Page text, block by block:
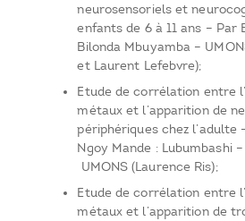
neurosensoriels et
enfants de 6 à 11 ans – Par
Bilonda Mbuyamba –
et Laurent Lefebvre);
Etude de corrélation entre
métaux et l’apparition de
périphériques chez l’adulte
Ngoy Mande : Lubumbashi –
UMONS (Laurence Ris);
Etude de corrélation entre
métaux et l’apparition de